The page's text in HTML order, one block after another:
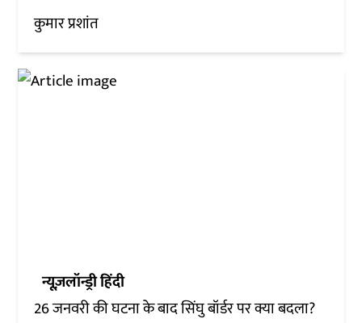
कुमार प्रशांत
न्यूज़लॉन्ड्री हिंदी
26 जनवरी की घटना के बाद सिंघु बॉर्डर पर क्या बदला?